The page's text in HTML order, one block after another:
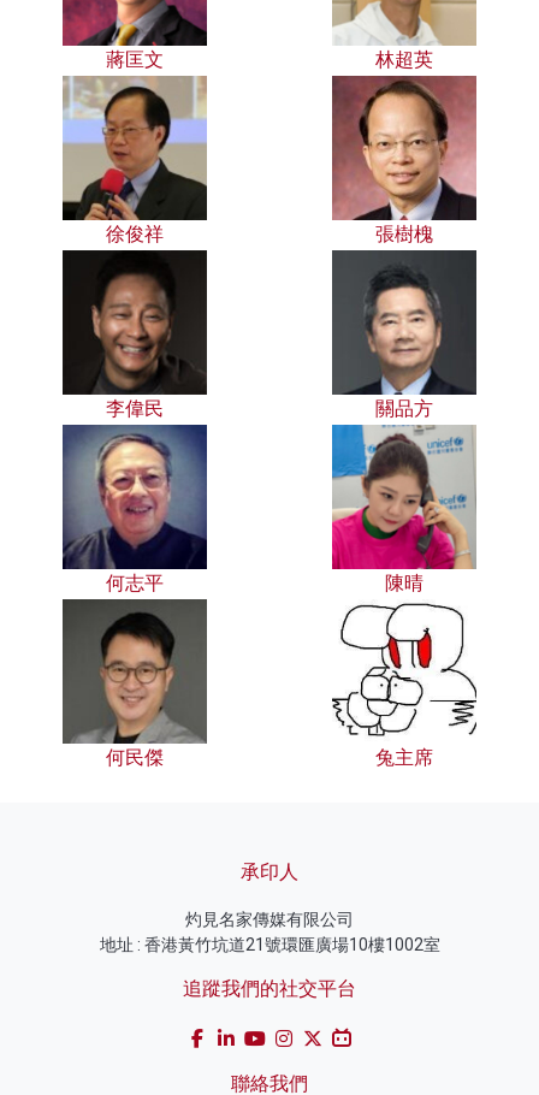
蔣匡文 林超英
徐俊祥 張樹槐
李偉民 關品方
何志平 陳晴
何民傑 兔主席
承印人
灼見名家傳媒有限公司
地址 : 香港黃竹坑道21號環匯廣場10樓1002室
追蹤我們的社交平台
聯絡我們